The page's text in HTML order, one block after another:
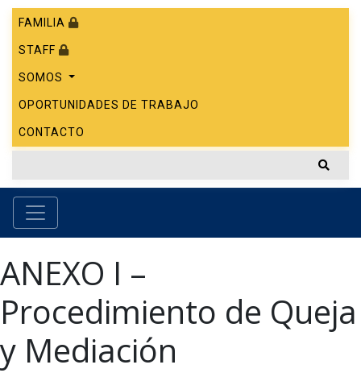
FAMILIA
STAFF
SOMOS
OPORTUNIDADES DE TRABAJO
CONTACTO
ANEXO I –
Procedimiento de Queja
y Mediación